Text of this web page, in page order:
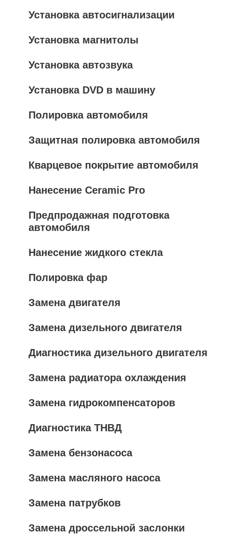
Установка автосигнализации
Установка магнитолы
Установка автозвука
Установка DVD в машину
Полировка автомобиля
Защитная полировка автомобиля
Кварцевое покрытие автомобиля
Нанесение Ceramic Pro
Предпродажная подготовка
автомобиля
Нанесение жидкого стекла
Полировка фар
Замена двигателя
Замена дизельного двигателя
Диагностика дизельного двигателя
Замена радиатора охлаждения
Замена гидрокомпенсаторов
Диагностика ТНВД
Замена бензонасоса
Замена масляного насоса
Замена патрубков
Замена дроссельной заслонки